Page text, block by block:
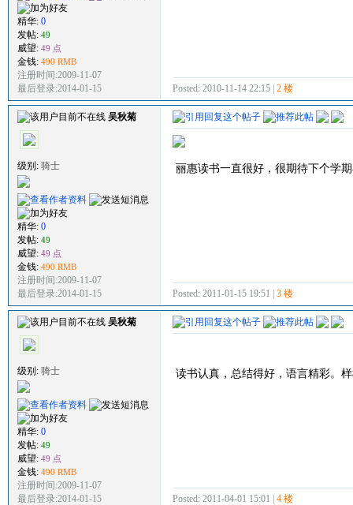
精华: 0
发帖: 49
威望: 49 点
金钱: 490 RMB
注册时间:2009-11-07
最后登录:2014-01-15
Posted: 2010-11-14 22:15 | 2 楼
吴秋菊
级别: 骑士
精华: 0
发帖: 49
威望: 49 点
金钱: 490 RMB
注册时间:2009-11-07
最后登录:2014-01-15
丽惠读书一直很好，很期待下个学
Posted: 2011-01-15 19:51 | 3 楼
吴秋菊
级别: 骑士
精华: 0
发帖: 49
威望: 49 点
金钱: 490 RMB
注册时间:2009-11-07
最后登录:2014-01-15
读书认真，总结得好，语言精彩。
Posted: 2011-04-01 15:01 | 4 楼